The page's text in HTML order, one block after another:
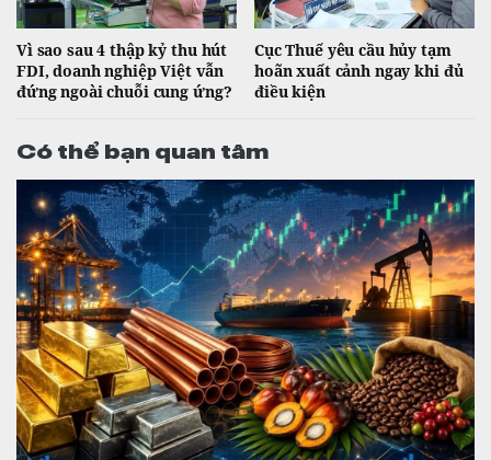
Vì sao sau 4 thập kỷ thu hút
FDI, doanh nghiệp Việt vẫn
đứng ngoài chuỗi cung ứng?
Cục Thuế yêu cầu hủy tạm
hoãn xuất cảnh ngay khi đủ
điều kiện
Có thể bạn quan tâm